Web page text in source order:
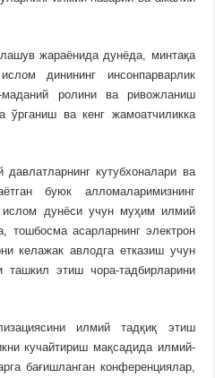
жараёнида дунёда, минтақа
динининг инсонпарварлик
маданий ролини ва ривожланиш
ўрганиш ва кенг жамоатчиликка
кутубхоналари ва
буюк алломаларимизнинг
дунёси учун муҳим илмий
тошбосма асарларнинг электрон
келажак авлодга етказиш учун
ташкил этиш чора-тадбирларини
илмий тадқиқ этиш
кучайтириш мақсадида илмий-
бағишланган конференциялар,